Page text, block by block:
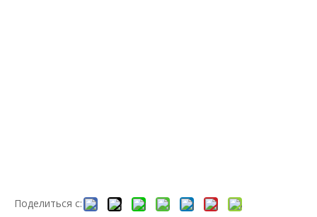
Поделиться с: